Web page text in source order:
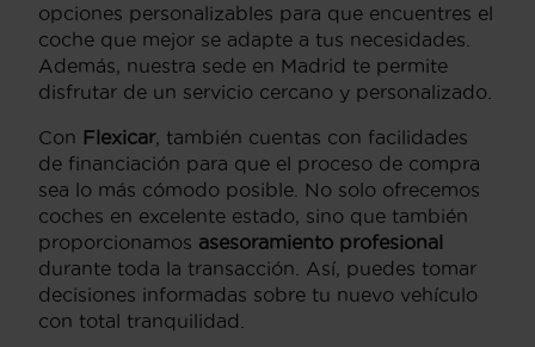
opciones personalizables para que encuentres el
coche que mejor se adapte a tus necesidades.
Además, nuestra sede en Madrid te permite
disfrutar de un servicio cercano y personalizado.
Con Flexicar, también cuentas con facilidades
de financiación para que el proceso de compra
sea lo más cómodo posible. No solo ofrecemos
coches en excelente estado, sino que también
proporcionamos asesoramiento profesional
durante toda la transacción. Así, puedes tomar
decisiones informadas sobre tu nuevo vehículo
con total tranquilidad.